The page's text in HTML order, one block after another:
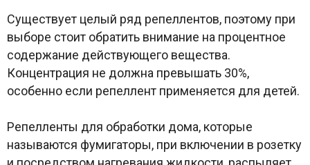
Существует целый ряд репеллентов, поэтому при
выборе стоит обратить внимание на процентное
содержание действующего вещества.
Концентрация не должна превышать 30%,
особенно если репеллент применяется для детей.
Репелленты для обработки дома, которые
называются фумигаторы, при включении в розетку